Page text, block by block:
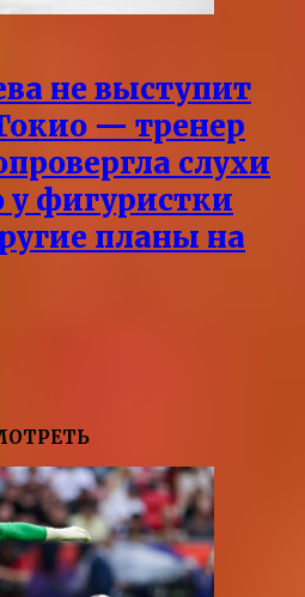
не выступит
— тренер
слухи
у фигуристки
планы на